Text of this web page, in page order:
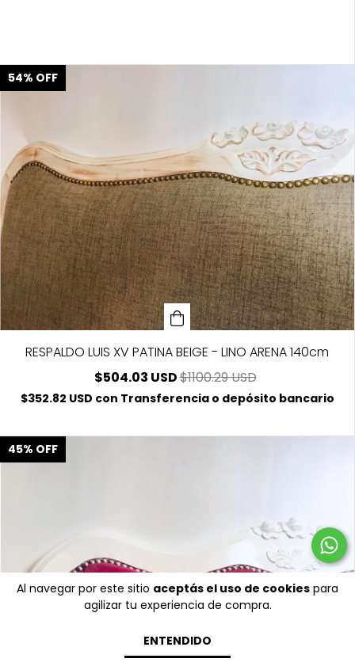
Al navegar por este sitio aceptás el uso de cookies para
agilizar tu experiencia de compra.
ENTENDIDO
54% OFF
RESPALDO LUIS XV PATINA BEIGE - LINO ARENA 140cm
$504.03 USD$1100.29 USD
$352.82 USD con Transferencia o depósito bancario
45% OFF